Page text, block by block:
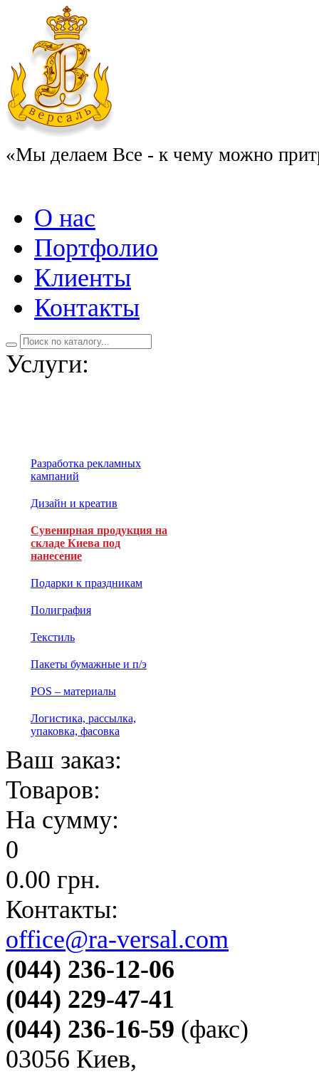
«Мы делаем Все - к чему можно
О нас
Портфолио
Клиенты
Контакты
Услуги:
Разработка рекламных
кампаний
Дизайн и креатив
Сувенирная продукция на
складе Киева под
нанесение
Подарки к праздникам
Полиграфия
Текстиль
Пакеты бумажные и п/э
POS – материалы
Логистика, рассылка,
упаковка, фасовка
Ваш заказ:
Товаров:
На сумму:
0
0.00 грн.
Контакты:
office@ra-versal.com
(044) 236-12-06
(044) 229-47-41
(044) 236-16-59 (факс)
03056 Киев,